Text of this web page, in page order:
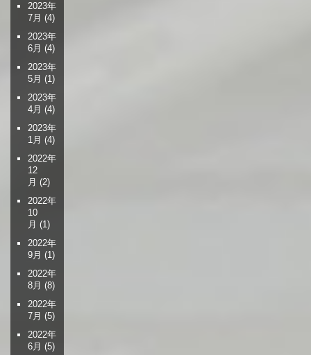
2023年
7月 (4)
2023年
6月 (4)
2023年
5月 (1)
2023年
4月 (4)
2023年
1月 (4)
2022年
12
月 (2)
2022年
10
月 (1)
2022年
9月 (1)
2022年
8月 (8)
2022年
7月 (5)
2022年
6月 (5)